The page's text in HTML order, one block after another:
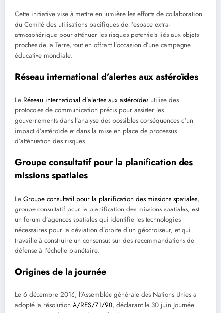
Cette initiative vise à mettre en lumière les efforts de collaboration
du Comité des utilisations pacifiques de l’espace extra-
atmosphérique pour atténuer les risques potentiels liés aux objets
proches de la Terre, tout en offrant l’occasion d’une campagne
éducative mondiale.
Réseau international d’alertes aux astéroïdes
Le Réseau international d’alertes aux astéroïdes utilise des
protocoles de communication précis pour assister les
gouvernements dans l’analyse des possibles conséquences d’un
impact d’astéroïde et dans la mise en place de processus
d’atténuation des risques.
Groupe consultatif pour la planification des
missions spatiales
Le Groupe consultatif pour la planification des missions spatiales,
groupe consultatif pour la planification des missions spatiales, est
un forum d’agences spatiales qui identifie les technologies
nécessaires pour la déviation d’orbite d’un géocroiseur, et qui
travaille à construire un consensus sur des recommandations de
défense à l’échelle planétaire.
Origines de la journée
Le 6 décembre 2016, l’Assemblée générale des Nations Unies a
adopté la résolution A/RES/71/90, déclarant le 30 juin Journée